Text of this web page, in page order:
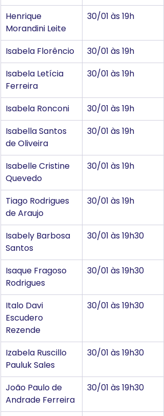
Henrique
Morandini Leite
30/01 às 19h
Isabela Florêncio
30/01 às 19h
Isabela Letícia
Ferreira
30/01 às 19h
Isabela Ronconi
30/01 às 19h
Isabella Santos
de Oliveira
30/01 às 19h
Isabelle Cristine
Quevedo
30/01 às 19h
Tiago Rodrigues
de Araujo
30/01 às 19h
Isabely Barbosa
Santos
30/01 às 19h30
Isaque Fragoso
Rodrigues
30/01 às 19h30
Italo Davi
Escudero
Rezende
30/01 às 19h30
Izabela Ruscillo
Pauluk Sales
30/01 às 19h30
João Paulo de
Andrade Ferreira
30/01 às 19h30